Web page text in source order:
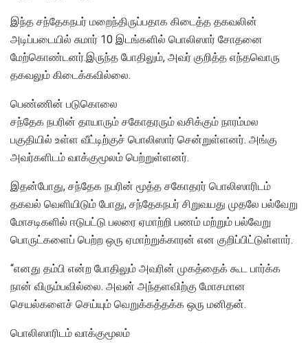
இந்த சந்தேகநபர் மறைந்திருப்பதாக கிடைத்த தகவலின்
அடிப்படையில் சுமார் 10 இடங்களில் பொலிஸார் சோதனை
மேற்கொண்டனர்.இருந்த போதிலும், அவர் குறித்த எந்தவொரு
தகவலும் கிடைக்கவில்லை.
பெண்ணின் படுகொலை
சந்தேக நபரின் தாயாரும் சகோதரரும் வசிக்கும் நாரம்மல
பகுதியில் உள்ள வீட்டிற்குச் பொலிஸார் சென்றுள்ளனர். அங்கு
அவர்களிடம் வாக்குமூலம் பெற்றுள்ளனர்.
இதன்போது, சந்தேக நபரின் மூத்த சகோதரர் பொலிஸாரிடம்
தகவல் வெளியிடும் போது, சந்தேகநபர் சிறுவயது முதலே பல்வேறு
மோசடிகளில் ஈடுபட்டு பலரை ஏமாற்றி பணம் மற்றும் பல்வேறு
பொருட்களைப் பெற்ற ஒரு ஏமாற்றுக்காரன் என குறிப்பிட்டுள்ளார்.
“எனது தம்பி என்ற போதிலும் அவரின் முகத்தைக் கூட பார்க்க
நான் விரும்பவில்லை. அவன் அந்தளவிற்கு மோசமான
செயல்களைச் செய்யும் வெறுக்கத்தக்க ஒரு மனிதன்.
பொலிஸாரிடம் வாக்குமூலம்